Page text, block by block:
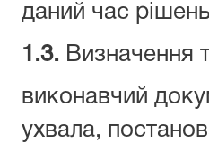
даний час
1.3. Визначення
виконавчий
ухвала,